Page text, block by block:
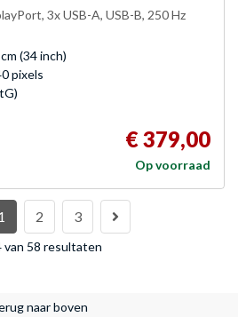
3x USB-A, USB-B, 250 Hz
(34 inch)
pixels
€ 379,00
Op voorraad
2 3
van 58 resultaten
naar boven